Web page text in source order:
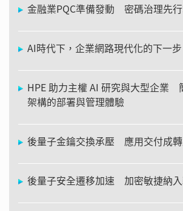
金融業PQC準備發動 密碼治理先
AI時代下，企業網路現代化的下一步
HPE 助力主權 AI 研究與大型企業
架構的部署與管理體驗
後量子金鑰交換承壓 應用交付成
後量子安全遷移加速 加密敏捷納